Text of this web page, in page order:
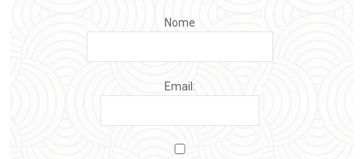
Nome
Email: